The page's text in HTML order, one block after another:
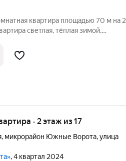
квартира площадью 70 м на 2
светлая, тёплая зимой,
балкон. Кухня площадью 9
· 2 этаж из 17
, микрорайон Южные Ворота,улица
, 4 квартал 2024